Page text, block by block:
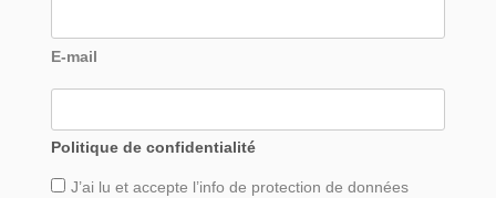
E-mail
Politique de confidentialité
J’ai lu et accepte l’info de protection de données